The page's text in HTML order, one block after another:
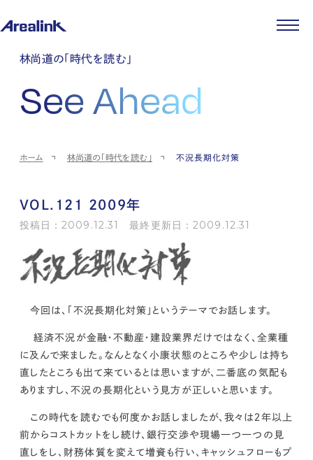
企業情報
企業理念
会社概要
コーポレートガバナンス
ストレージ事業
パートナー制度
土地権利整備事業
IR情報
IRカレンダー
IRポリシー
ストレージ室数実績
個人投資家の皆様へ
よくある質問・用語集
IRメール登録
免責事項
ニュース
商品情報
先輩社員インタビュー
中途採用
asul
サイト
エリアリンクグループ ジャパントランクル
ーム
カスタマーハラスメントポリ
シー
プライバシーポリシー
情報セキュリティ・DX方針及び戦略サイトマップ
©2025 AREALINK.
林尚道の「時代を読む」
See Ahead
ホーム 林尚道の「時代を読む」 不況長期化対策
VOL.121 2009年
投稿日：2009.12.31 最終更新日：2009.12.31
今回は、「不況長期化対策」というテーマでお話します。
経済不況が金融・不動産・建設業界だけではなく、全業種
に及んで来ました。 なんとなく小康状態のところや少しは持ち
直したところも出て来ているとは思いますが、二番底の気配も
ありますし、不況の長期化という見方が正しいと思います。
この時代を読むでも何度かお話しましたが、我々は２年以上
前からコストカットをし続け、銀行交渉や現場一つ一つの見
直しをし、財務体質を変えて増資も行い、キャッシュフローもプ